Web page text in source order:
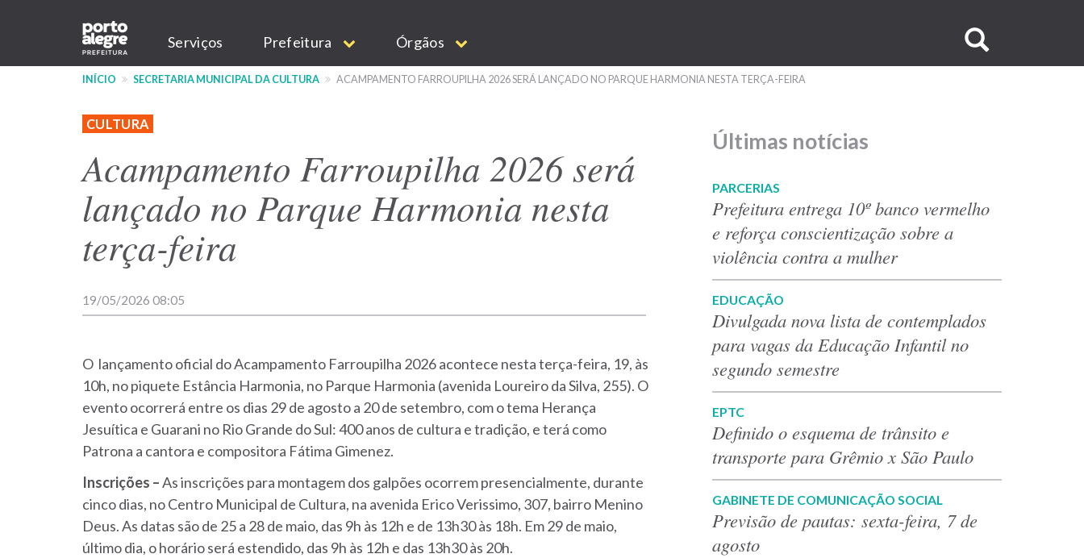
conteúdo
Main
navigation
Serviços Prefeitura Órgãos
no
INÍCIO SECRETARIA MUNICIPAL DA CULTURA ACAMPAMENTO FARROUPILHA 2026 SERÁ LANÇADO NO PARQUE HARMONIA NESTA TERÇA-FEIRA
CULTURA
Acampamento Farroupilha 2026 será
lançado no Parque Harmonia nesta
terça-feira
19/05/2026 08:05
O lançamento oficial do Acampamento Farroupilha 2026 acontece nesta terça-feira, 19, às
10h, no piquete Estância Harmonia, no Parque Harmonia (avenida Loureiro da Silva, 255). O
evento ocorrerá entre os dias 29 de agosto a 20 de setembro, com o tema Herança
Jesuítica e Guarani no Rio Grande do Sul: 400 anos de cultura e tradição, e terá como
Patrona a cantora e compositora Fátima Gimenez.
Inscrições –As inscrições para montagem dos galpões ocorrem presencialmente, durante
cinco dias, no Centro Municipal de Cultura, na avenida Erico Verissimo, 307, bairro Menino
Deus. As datas são de 25 a 28 de maio, das 9h às 12h e de 13h30 às 18h. Em 29 de maio,
último dia, o horário será estendido, das 9h às 12h e das 13h30 às 20h.
Últimas notícias
PARCERIAS
Prefeitura entrega 10º banco vermelho
e reforça conscientização sobre a
violência contra a mulher
EDUCAÇÃO
Divulgada nova lista de contemplados
para vagas da Educação Infantil no
segundo semestre
EPTC
Definido o esquema de trânsito e
transporte para Grêmio x São Paulo
GABINETE DE COMUNICAÇÃO SOCIAL
Previsão de pautas: sexta-feira, 7 de
agosto